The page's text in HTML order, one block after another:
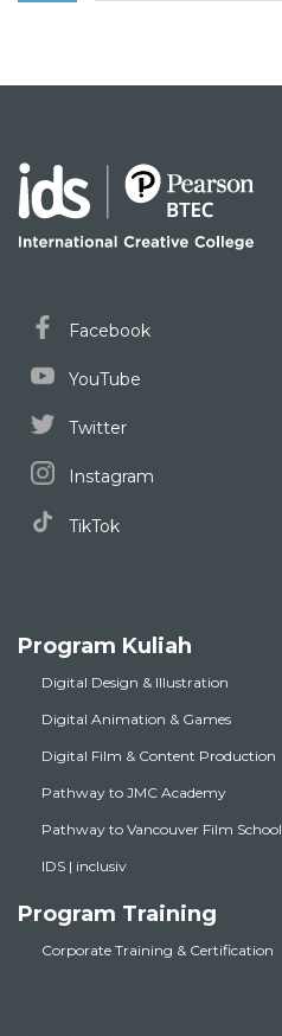
Facebook
YouTube
Twitter
Instagram
TikTok
Program Kuliah
Digital Design & Illustration
Digital Animation & Games
Digital Film & Content Production
Pathway to JMC Academy
Pathway to Vancouver Film School
IDS | inclusiv
Program Training
Corporate Training & Certification